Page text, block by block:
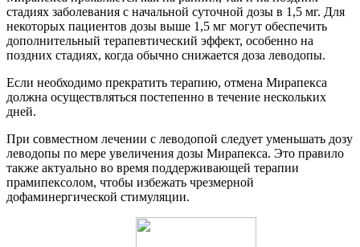
стадиях заболевания с начальной суточной дозы в 1,5 мг. Для
некоторых пациентов дозы выше 1,5 мг могут обеспечить
дополнительный терапевтический эффект, особенно на
поздних стадиях, когда обычно снижается доза леводопы.
Если необходимо прекратить терапию, отмена Мирапекса
должна осуществляться постепенно в течение нескольких
дней.
При совместном лечении с леводопой следует уменьшать дозу
леводопы по мере увеличения дозы Мирапекса. Это правило
также актуально во время поддерживающей терапии
прамипексолом, чтобы избежать чрезмерной
дофаминергической стимуляции.